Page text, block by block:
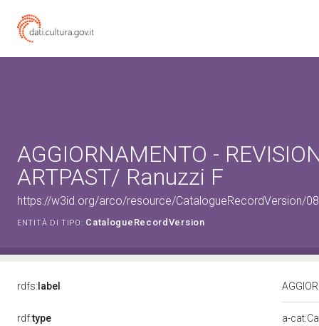
AGGIORNAMENTO -
ARTPAST/ Ranuzzi F
https://w3id.org/arco/resource/CatalogueRecordVersion/
ENTITÀ DI TIPO: CatalogueRecordVersion
rdfs: label
rdf:type
a-